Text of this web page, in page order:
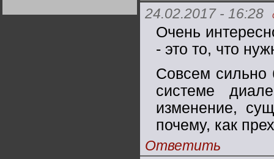
24.02.2017 - 16:28
Очень
- это то, что
Совсем сильно
системе
изменение,
почему, как
Ответить